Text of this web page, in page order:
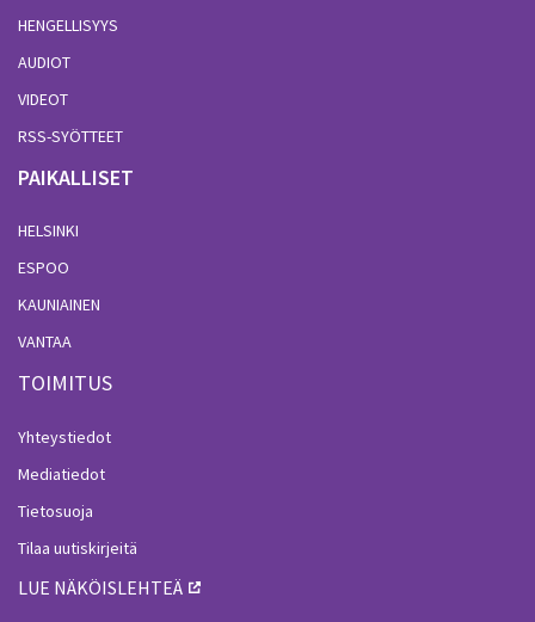
HENGELLISYYS
AUDIOT
VIDEOT
RSS-SYÖTTEET
PAIKALLISET
HELSINKI
ESPOO
KAUNIAINEN
VANTAA
TOIMITUS
Yhteystiedot
Mediatiedot
Tietosuoja
Tilaa uutiskirjeitä
LUE NÄKÖISLEHTEÄ